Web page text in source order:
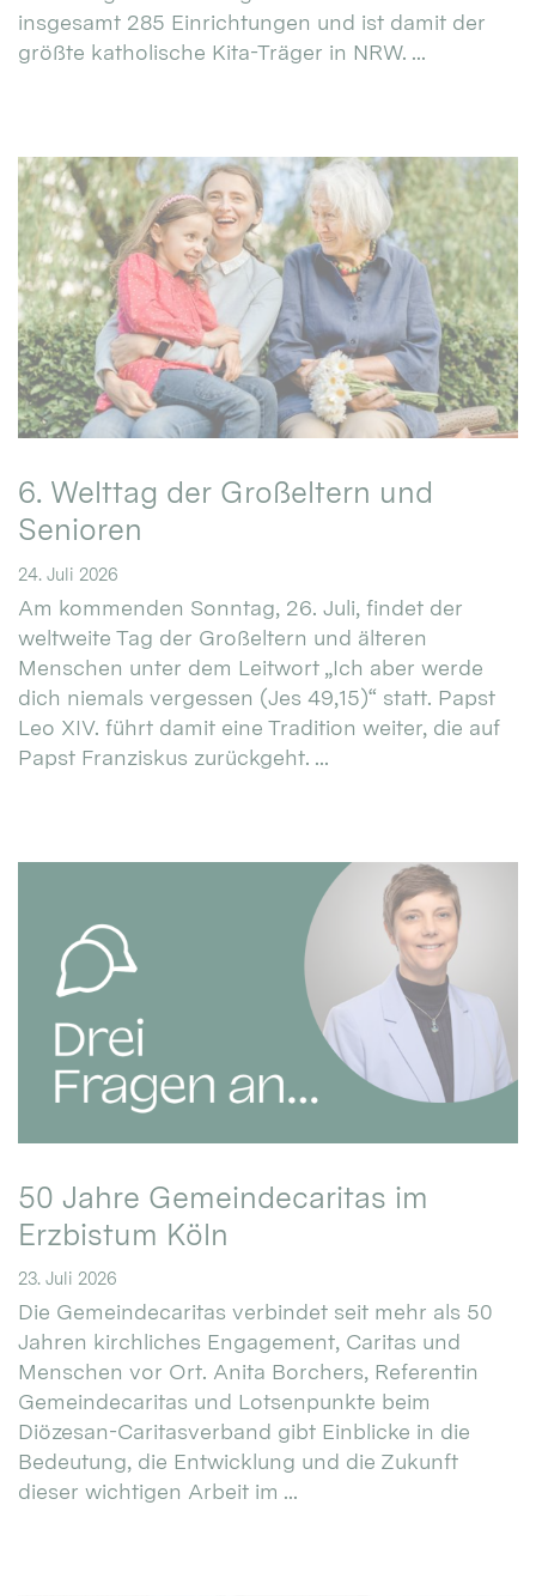
insgesamt 285 Einrichtungen und ist damit der
größte katholische Kita-Träger in NRW. ...
6. Welttag der Großeltern und
Senioren
24. Juli 2026
Am kommenden Sonntag, 26. Juli, findet der
weltweite Tag der Großeltern und älteren
Menschen unter dem Leitwort „Ich aber werde
dich niemals vergessen (Jes 49,15)“ statt. Papst
Leo XIV. führt damit eine Tradition weiter, die auf
Papst Franziskus zurückgeht. ...
50 Jahre Gemeindecaritas im
Erzbistum Köln
23. Juli 2026
Die Gemeindecaritas verbindet seit mehr als 50
Jahren kirchliches Engagement, Caritas und
Menschen vor Ort. Anita Borchers, Referentin
Gemeindecaritas und Lotsenpunkte beim
Diözesan-Caritasverband gibt Einblicke in die
Bedeutung, die Entwicklung und die Zukunft
dieser wichtigen Arbeit im ...